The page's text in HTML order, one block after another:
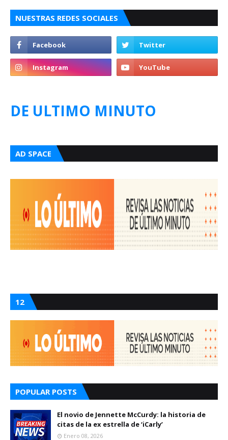
NUESTRAS REDES SOCIALES
DE ULTIMO MINUTO
AD SPACE
12
POPULAR POSTS
El novio de Jennette McCurdy: la historia de
citas de la ex estrella de ‘iCarly’
Enero 08, 2026